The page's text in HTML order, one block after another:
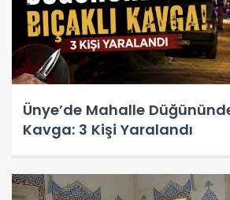
Ünye’de Mahalle
Kavga: 3 Kişi Yaralandı